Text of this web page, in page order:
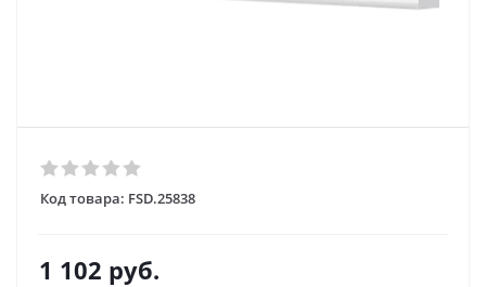
Код товара: FSD.25838
1 102 руб.